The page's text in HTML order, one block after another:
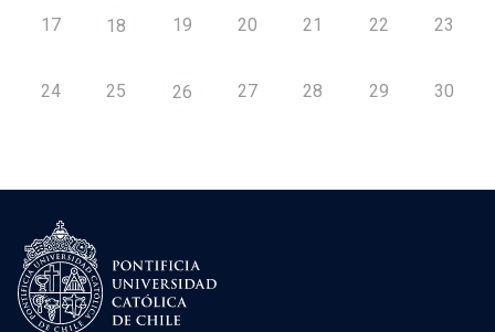
17 18 19 20 21 22 23
24 25 26 27 28 29 30